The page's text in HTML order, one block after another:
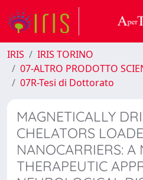
IRIS
IRIS TORINO
07-ALTRO PRODOTTO
07R-Tesi di Dottorato
MAGNETICALLY
CHELATORS
NANOCARRIERS: A
THERAPEUTIC